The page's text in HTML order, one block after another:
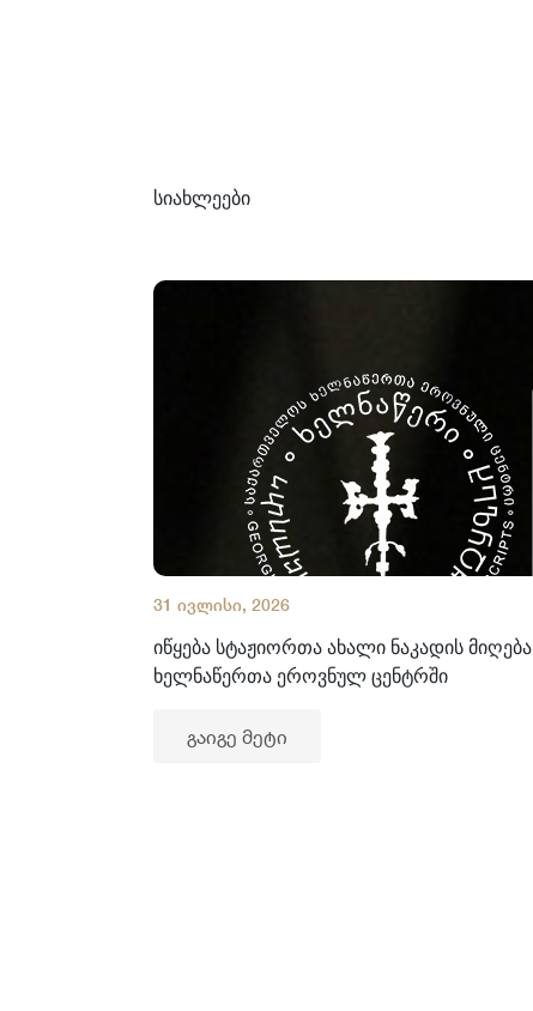
სიახლეები
31 ივლისი, 2026
იწყება სტაჟიორთა ახალი ნაკადის მიღება
ხელნაწერთა ეროვნულ ცენტრში
გაიგე მეტი